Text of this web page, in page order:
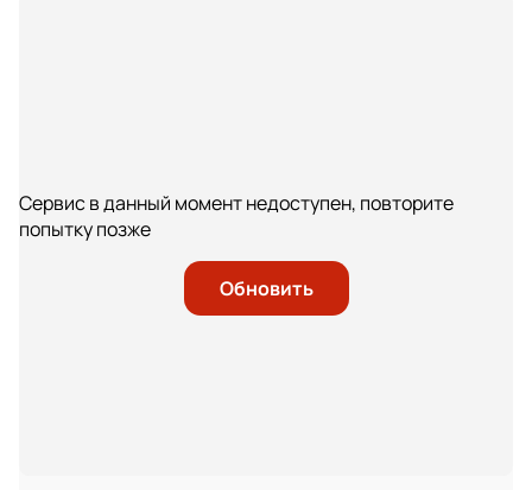
Сервис в данный момент недоступен, повторите
попытку позже
Обновить